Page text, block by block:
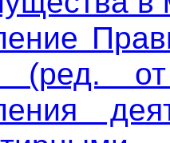
от